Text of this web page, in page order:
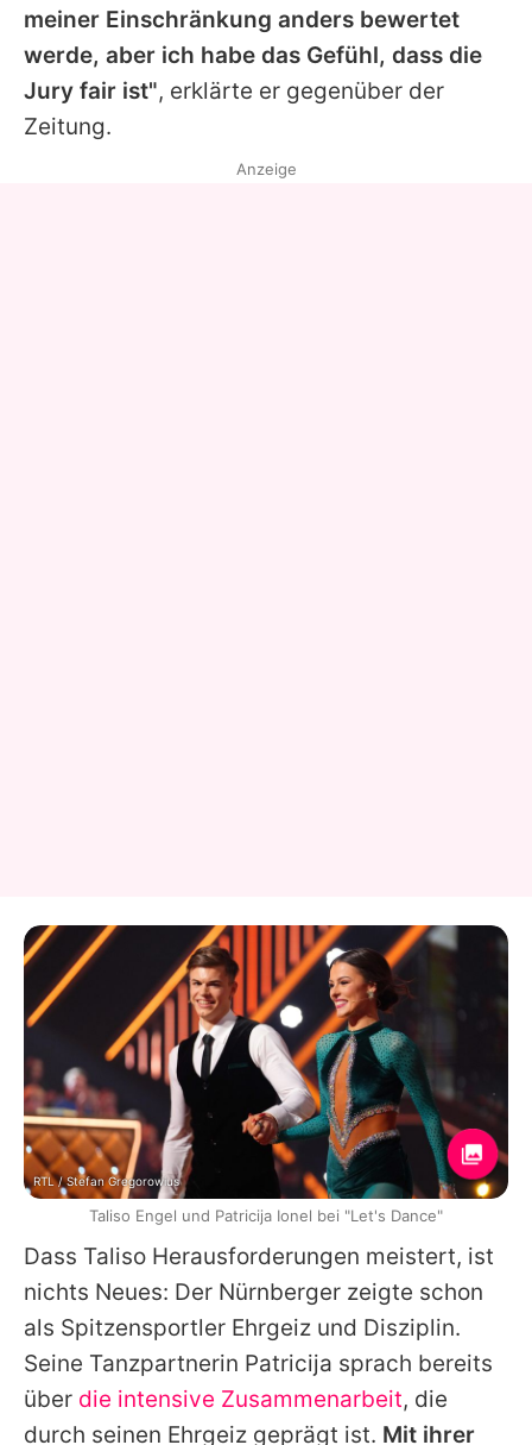
meiner Einschränkung anders bewertet
werde, aber ich habe das Gefühl, dass die
Jury fair ist", erklärte er gegenüber der
Zeitung.
Dass Taliso Herausforderungen meistert, ist
nichts Neues: Der Nürnberger zeigte schon
als Spitzensportler Ehrgeiz und Disziplin.
Seine Tanzpartnerin Patricija sprach bereits
über die intensive Zusammenarbeit, die
durch seinen Ehrgeiz geprägt ist. Mit ihrer
Anzeige
RTL / Stefan Gregorowius
Taliso Engel und Patricija Ionel bei "Let's Dance"